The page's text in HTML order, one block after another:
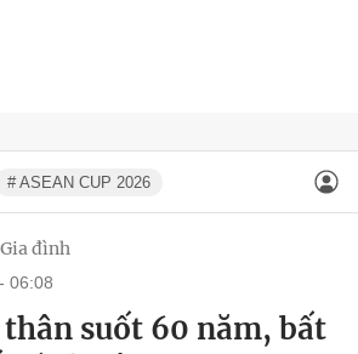
# ASEAN CUP 2026
Gia đình
06:08
thân suốt 60 năm, bất